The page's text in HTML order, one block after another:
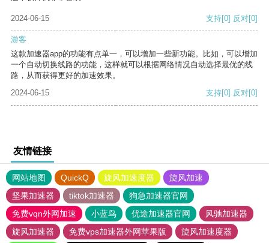
2024-06-15 支持[0] 反对[0]
游客
这款加速器app的功能有点单一，可以增加一些新功能。比如，可以增加
一个自动切换线路的功能，这样就可以根据网络情况自动选择最优的线
路，从而获得更好的加速效果。
2024-06-15
支持[0] 反对[0]
友情链接
网站地图 QuickQ 旋风加速度器
旋风加速
坚果加速器
tiktok加速器
狗急加速器官网
免费vqn外网加速
小蓝鸟 优途加速器官网
风驰加速器
旋风加速器
免费vps加速器外网苹果版
旋风加速度器